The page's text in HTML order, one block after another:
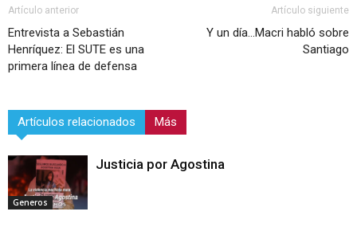
Artículo anterior
Entrevista a Sebastián
Henríquez: El SUTE es una
primera línea de defensa
Artículo siguiente
Y un día…Macri habló sobre
Santiago
Artículos relacionados Más
Generos
Justicia por Agostina